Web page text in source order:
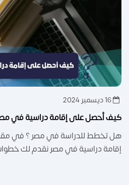
16 ديسمبر 2024
كيف أحصل على إقامة دراسية في
هل تخطط للدراسة في مصر ؟ في
إقامة دراسية في مصر نقدم لك